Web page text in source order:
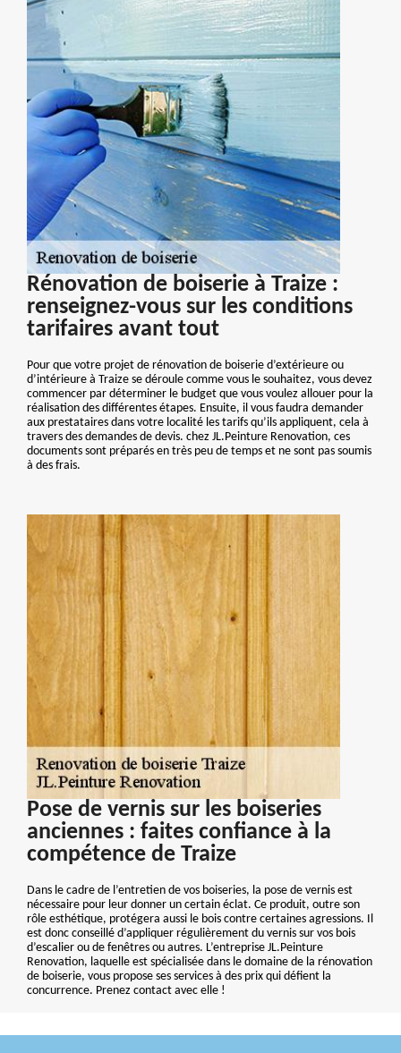
Rénovation de boiserie à Traize :
renseignez-vous sur les conditions
tarifaires avant tout
Pour que votre projet de rénovation de boiserie d’extérieure ou
d’intérieure à Traize se déroule comme vous le souhaitez, vous devez
commencer par déterminer le budget que vous voulez allouer pour la
réalisation des différentes étapes. Ensuite, il vous faudra demander
aux prestataires dans votre localité les tarifs qu’ils appliquent, cela à
travers des demandes de devis. chez JL.Peinture Renovation, ces
documents sont préparés en très peu de temps et ne sont pas soumis
à des frais.
Pose de vernis sur les boiseries
anciennes : faites confiance à la
compétence de Traize
Dans le cadre de l’entretien de vos boiseries, la pose de vernis est
nécessaire pour leur donner un certain éclat. Ce produit, outre son
rôle esthétique, protégera aussi le bois contre certaines agressions. Il
est donc conseillé d’appliquer régulièrement du vernis sur vos bois
d’escalier ou de fenêtres ou autres. L’entreprise JL.Peinture
Renovation, laquelle est spécialisée dans le domaine de la rénovation
de boiserie, vous propose ses services à des prix qui défient la
concurrence. Prenez contact avec elle !